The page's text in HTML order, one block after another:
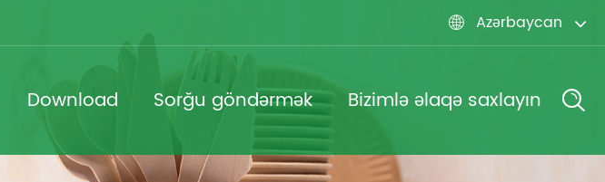
 Azərbaycan
Download Sorğu göndərmək Bizimlə əlaqə saxlayın